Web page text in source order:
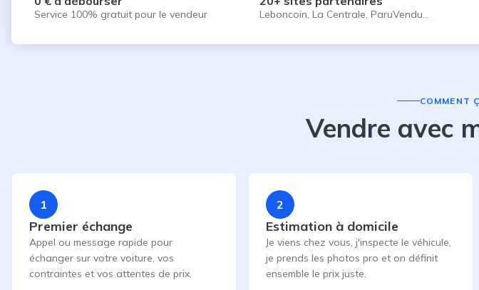
Service 100% gratuit pour le vendeur Leboncoin, La Centrale, ParuVendu…
COMMENT
Vendre avec
1
Premier échange
Appel ou message rapide pour
échanger sur votre voiture, vos
contraintes et vos attentes de prix.
2
Estimation à domicile
Je viens chez vous, j'inspecte le véhicule,
je prends les photos pro et on définit
ensemble le prix juste.